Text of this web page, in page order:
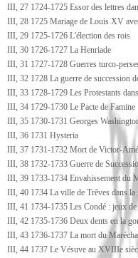
III, 27 1724-1725 Essor des lettres
III, 28 1725 Mariage de Louis XV
III, 29 1725-1726 L'élection des rois
III, 30 1726-1727 La Henriade
III, 31 1727-1728 Guerres turco-
III, 32 1728 La guerre de succession
III, 33 1728-1729 Les Protestants
III, 34 1729-1730 Le Pacte de Famine
III, 35 1730-1731 Georges
III, 36 1731 Hysteria
III, 37 1731-1732 Mort de Victor-
III, 38 1732-1733 Guerre de
III, 39 1733-1734 Envahissement du
III, 40 1734 La ville de Trêves dans la
III, 41 1734-1735 Les Condé : jeux de
III, 42 1735-1736 Deux dents en la
III, 43 1736-1737 La mort du
III, 44 1737 Le Vésuve au XVIIIe